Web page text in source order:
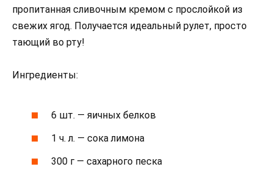
пропитанная сливочным кремом с прослойкой из
свежих ягод. Получается идеальный рулет, просто
тающий во рту!
Ингредиенты:
6 шт. — яичных белков
1 ч. л. — сока лимона
300 г — сахарного песка